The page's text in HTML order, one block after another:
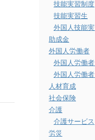
技能実習制度
技能実習生
外国人技能
助成金
外国人労働者
外国人労働
外国人労働者
人材育成
社会保険
介護
介護サービス
労災